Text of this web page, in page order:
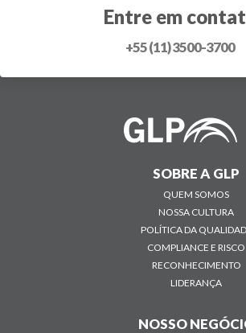
Entre em
+55 (11) 3500-3700
SOBRE A GLP
QUEM SOMOS
NOSSA CULTURA
POLÍTICA DA
COMPLIANCE E RISCO
RECONHECIMENTO
LIDERANÇA
NOSSO